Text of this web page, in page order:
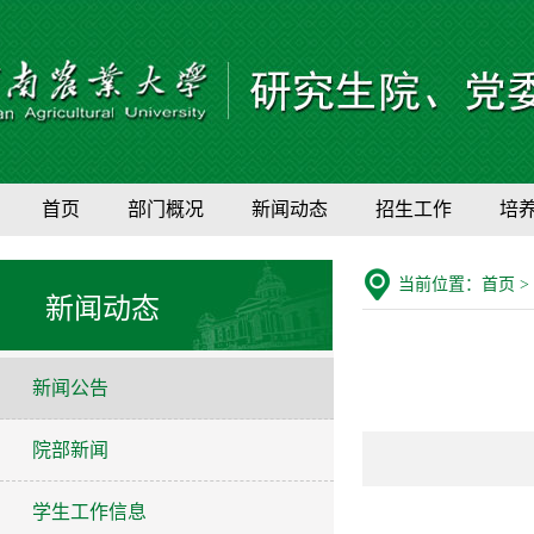
首页 部门概况 新闻动态 招生工作 培
新闻动态
新闻公告
院部新闻
学生工作信息
当前位置： 首页 >